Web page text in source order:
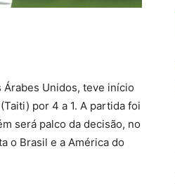
Árabes Unidos, teve início
por 4 a 1. A partida foi
será palco da decisão, no
o Brasil e a América do